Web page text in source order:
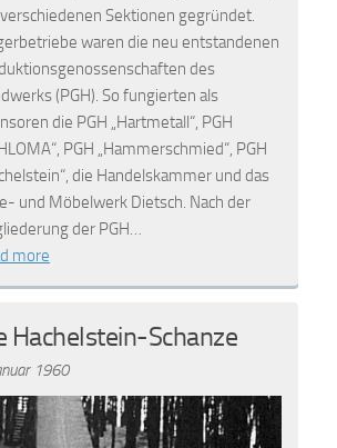
Sektionen gegründet.
waren die neu entstandenen
des
(PGH). So fungierten als
die PGH „Hartmetall“, PGH
PGH „Hammerschmied“, PGH
die Handelskammer und das
und Möbelwerk Dietsch. Nach der
der PGH…
more
Hachelstein-Schanze
1960